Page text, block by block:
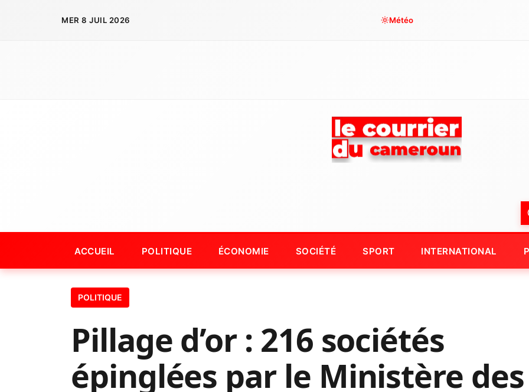
MER 8 JUIL 2026 Météo
ACCUEIL POLITIQUE ÉCONOMIE SOCIÉTÉ SPORT INTERNATIONAL
POLITIQUE
Pillage d’or : 216 sociétés
épinglées par le Ministère des